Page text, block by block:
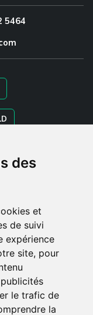
des
et
de suivi
expérience
site, pour
le trafic de
la
5464